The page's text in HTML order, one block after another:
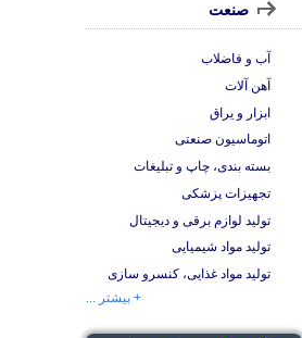
صنعت
آب و فاضلاب
آهن آلات
ابزار و یراق
اتوماسیون صنعتی
بسته بندی، چاپ و تبلیغات
تجهیزات پزشکی
تولید لوازم برقی و دیجیتال
تولید مواد شیمیایی
تولید مواد غذایی، کنسرو سازی
+ بیشتر ...